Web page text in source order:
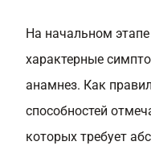
На начальном
характерные
анамнез. Как
способностей
которых требует